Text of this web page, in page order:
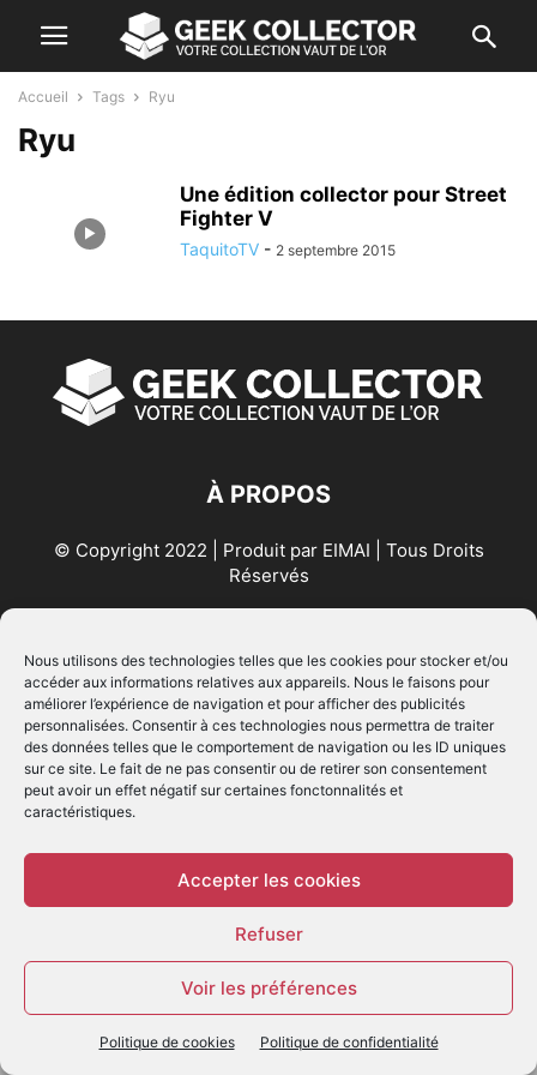
Nous utilisons des technologies telles que les cookies pour stocker et/ou
accéder aux informations relatives aux appareils. Nous le faisons pour
améliorer l’expérience de navigation et pour afficher des publicités
personnalisées. Consentir à ces technologies nous permettra de traiter
des données telles que le comportement de navigation ou les ID uniques
sur ce site. Le fait de ne pas consentir ou de retirer son consentement
peut avoir un effet négatif sur certaines fonctonnalités et
caractéristiques.
Accepter les cookies
Refuser
Voir les préférences
Politique de cookies Politique de confidentialité
Accueil Tags Ryu
Ryu
Une édition collector pour Street
Fighter V
TaquitoTV - 2 septembre 2015
À PROPOS
© Copyright 2022 | Produit par EIMAI | Tous Droits
Réservés
SUIVEZ NOUS